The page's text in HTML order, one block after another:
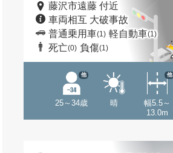
藤沢市遠藤 付近
車両相互 大破事故
普通乗用車(1) 軽自動車(1)
死亡(0) 負傷(1)
25～34歳
他
晴
幅5.5～
13.0m
他